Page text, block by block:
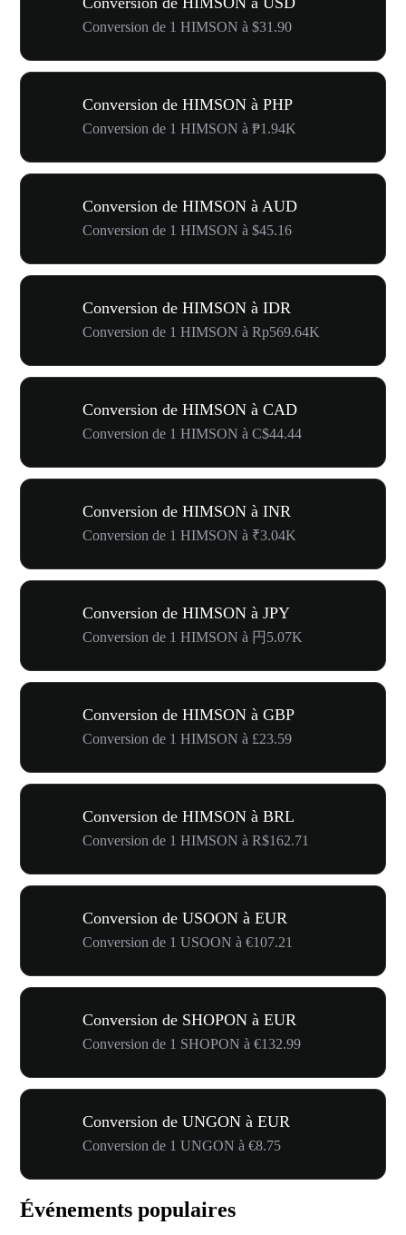
Conversion de 1 HIMSON à $31.90
Conversion de HIMSON à PHP
Conversion de 1 HIMSON à ₱1.94K
Conversion de HIMSON à AUD
Conversion de 1 HIMSON à $45.16
Conversion de HIMSON à IDR
Conversion de 1 HIMSON à Rp569.64K
Conversion de HIMSON à CAD
Conversion de 1 HIMSON à C$44.44
Conversion de HIMSON à INR
Conversion de 1 HIMSON à ₹3.04K
Conversion de HIMSON à JPY
Conversion de 1 HIMSON à 円5.07K
Conversion de HIMSON à GBP
Conversion de 1 HIMSON à £23.59
Conversion de HIMSON à BRL
Conversion de 1 HIMSON à R$162.71
Conversion de USOON à EUR
Conversion de 1 USOON à €107.21
Conversion de SHOPON à EUR
Conversion de 1 SHOPON à €132.99
Conversion de UNGON à EUR
Conversion de 1 UNGON à €8.75
Événements populaires